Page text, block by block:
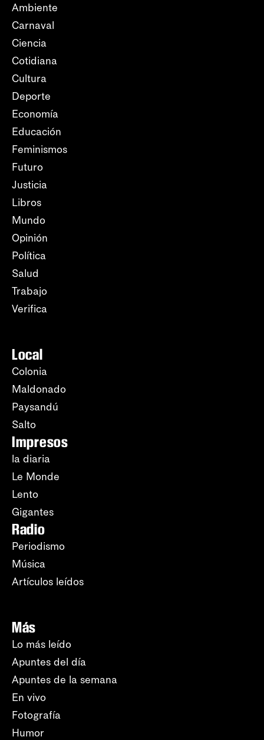
Ambiente
Carnaval
Ciencia
Cotidiana
Cultura
Deporte
Economía
Educación
Feminismos
Futuro
Justicia
Libros
Mundo
Opinión
Política
Salud
Trabajo
Verifica
Local
Colonia
Maldonado
Paysandú
Salto
Impresos
la diaria
Le Monde
Lento
Gigantes
Radio
Periodismo
Música
Artículos leídos
Más
Lo más leído
Apuntes del día
Apuntes de la semana
En vivo
Fotografía
Humor